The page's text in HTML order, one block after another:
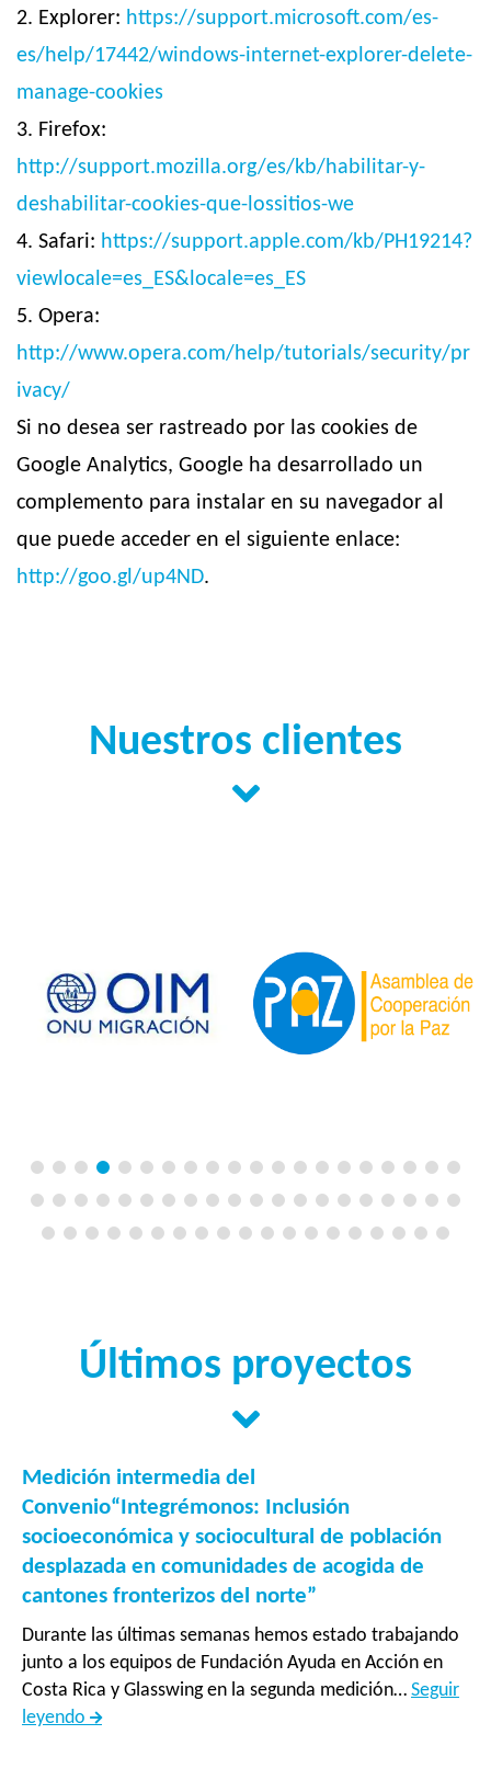
2. Explorer: https://support.microsoft.com/es-
es/help/17442/windows-internet-explorer-delete-
manage-cookies
3. Firefox:
http://support.mozilla.org/es/kb/habilitar-y-
deshabilitar-cookies-que-lossitios-we
4. Safari: https://support.apple.com/kb/PH19214?
viewlocale=es_ES&locale=es_ES
5. Opera:
http://www.opera.com/help/tutorials/security/pr
ivacy/
Si no desea ser rastreado por las cookies de
Google Analytics, Google ha desarrollado un
complemento para instalar en su navegador al
que puede acceder en el siguiente enlace:
http://goo.gl/up4ND.
Nuestros clientes
Últimos proyectos
Medición intermedia del
Convenio“Integrémonos: Inclusión
socioeconómica y sociocultural de población
desplazada en comunidades de acogida de
cantones fronterizos del norte”
Durante las últimas semanas hemos estado trabajando
junto a los equipos de Fundación Ayuda en Acción en
Costa Rica y Glasswing en la segunda medición… Seguir
leyendo Medición